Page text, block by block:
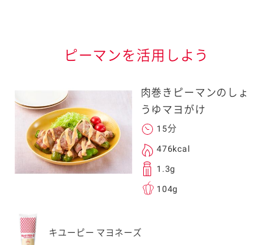
ピーマンを活用しよう
肉巻きピーマンのしょ
うゆマヨがけ
15分
476kcal
1.3g
104g
キユーピー マヨネーズ